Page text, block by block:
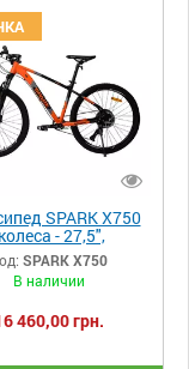
SPARK X750
- 27,5",
рама - 17")
SPARK X750
В наличии
460,00 грн.